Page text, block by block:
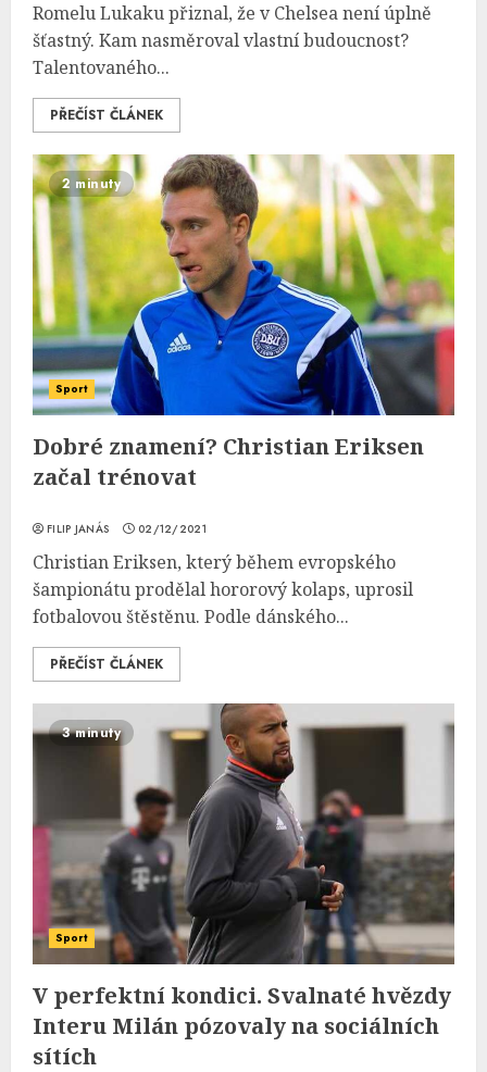
Romelu Lukaku přiznal, že v Chelsea není úplně
šťastný. Kam nasměroval vlastní budoucnost?
Talentovaného...
PŘEČÍST ČLÁNEK
2 minuty
Sport
Dobré znamení? Christian Eriksen
začal trénovat
FILIP JANÁS 02/12/2021
Christian Eriksen, který během evropského
šampionátu prodělal hororový kolaps, uprosil
fotbalovou štěstěnu. Podle dánského...
PŘEČÍST ČLÁNEK
3 minuty
Sport
V perfektní kondici. Svalnaté hvězdy
Interu Milán pózovaly na sociálních
sítích